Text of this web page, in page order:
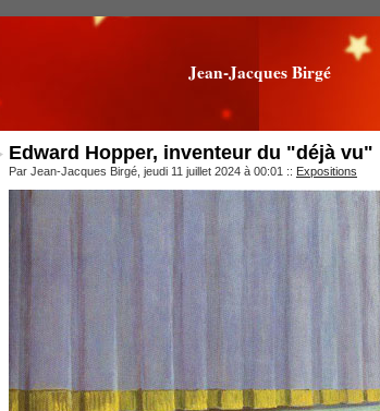
Jean-Jacques Birgé
Edward Hopper, inventeur du "déjà vu"
Par Jean-Jacques Birgé, jeudi 11 juillet 2024 à 00:01 :: Expositions